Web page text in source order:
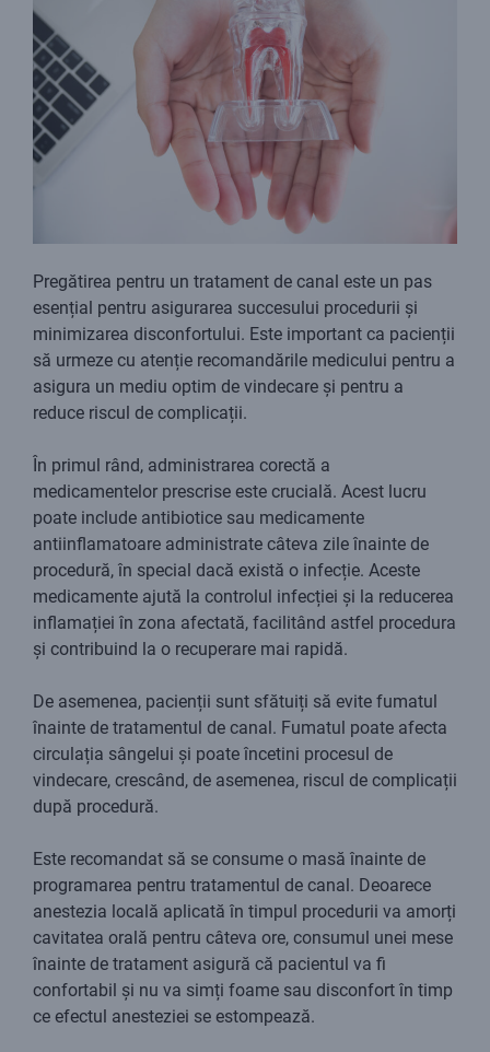
Pregătirea pentru un tratament de canal este un pas
esențial pentru asigurarea succesului procedurii și
minimizarea disconfortului. Este important ca pacienții
să urmeze cu atenție recomandările medicului pentru a
asigura un mediu optim de vindecare și pentru a
reduce riscul de complicații.
În primul rând, administrarea corectă a
medicamentelor prescrise este crucială. Acest lucru
poate include antibiotice sau medicamente
antiinflamatoare administrate câteva zile înainte de
procedură, în special dacă există o infecție. Aceste
medicamente ajută la controlul infecției și la reducerea
inflamației în zona afectată, facilitând astfel procedura
și contribuind la o recuperare mai rapidă.
De asemenea, pacienții sunt sfătuiți să evite fumatul
înainte de tratamentul de canal. Fumatul poate afecta
circulația sângelui și poate încetini procesul de
vindecare, crescând, de asemenea, riscul de complicații
după procedură.
Este recomandat să se consume o masă înainte de
programarea pentru tratamentul de canal. Deoarece
anestezia locală aplicată în timpul procedurii va amorți
cavitatea orală pentru câteva ore, consumul unei mese
înainte de tratament asigură că pacientul va fi
confortabil și nu va simți foame sau disconfort în timp
ce efectul anesteziei se estompează.